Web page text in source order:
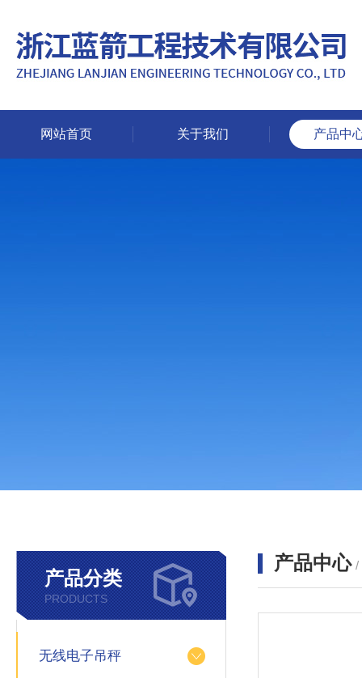
网站首页 关于我们 产品中
产品分类
PRODUCTS
无线电子吊秤
产品中心 /